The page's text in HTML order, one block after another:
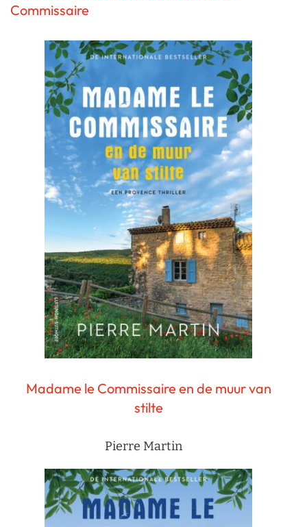
Commissaire
Madame le Commissaire en de muur van
stilte
Pierre Martin